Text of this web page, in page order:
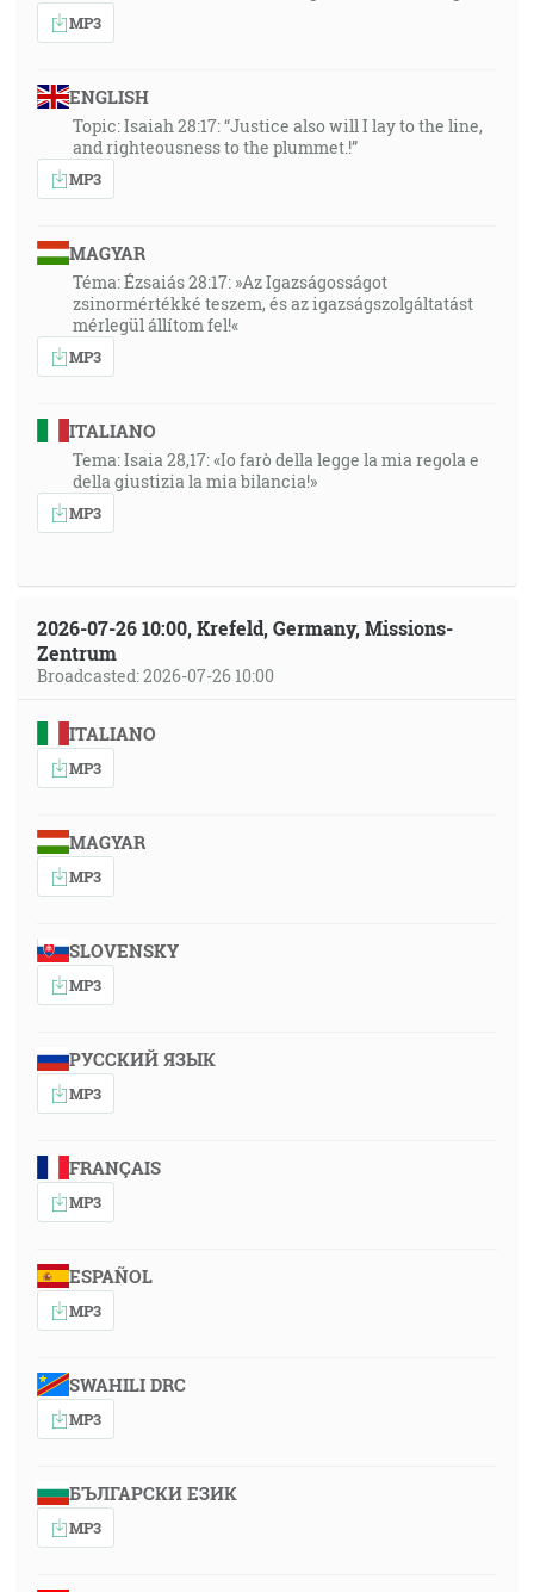
MP3
ENGLISH
Topic: Isaiah 28:17: “Justice also will I lay to the line,
and righteousness to the plummet.!”
MP3
MAGYAR
Téma: Ézsaiás 28:17: »Az Igazságosságot
zsinormértékké teszem, és az igazságszolgáltatást
mérlegül állítom fel!«
MP3
ITALIANO
Tema: Isaia 28,17: «Io farò della legge la mia regola e
della giustizia la mia bilancia!»
MP3
2026-07-26 10:00, Krefeld, Germany, Missions-
Zentrum
Broadcasted: 2026-07-26 10:00
ITALIANO
MP3
MAGYAR
MP3
SLOVENSKY
MP3
РУССКИЙ ЯЗЫК
MP3
FRANÇAIS
MP3
ESPAÑOL
MP3
SWAHILI DRC
MP3
БЪЛГАРСКИ ЕЗИК
MP3